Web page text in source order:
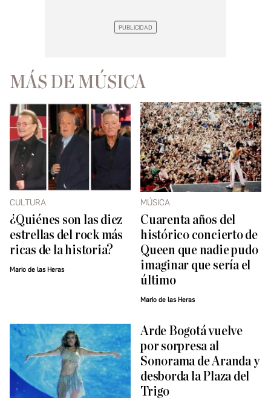
MÁS DE MÚSICA
CULTURA
¿Quiénes son las diez
estrellas del rock más
ricas de la historia?
Mario de las Heras
MÚSICA
Cuarenta años del
histórico concierto de
Queen que nadie pudo
imaginar que sería el
último
Mario de las Heras
Arde Bogotá vuelve
por sorpresa al
Sonorama de Aranda y
desborda la Plaza del
Trigo